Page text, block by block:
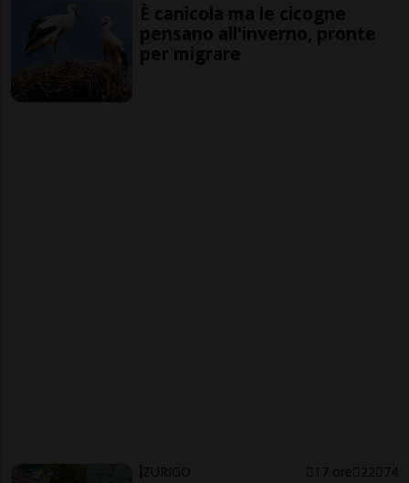
È canicola ma le cicogne
pensano all'inverno, pronte
per migrare
ZURIGO 17 ore 22 74